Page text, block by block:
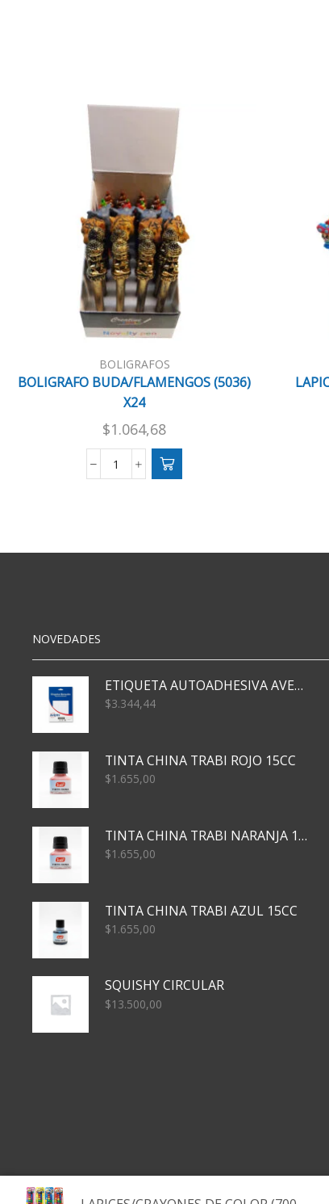
BOLIGRAFOS
BOLIGRAFO BUDA/FLAMENGOS (5036)
X24
$1.064,68
BOLIGRAFO
NOVEDADES
ETIQUETA AUTOADHESIVA AVERY 3026 30H 20 X 70
$3.344,44
TINTA CHINA TRABI ROJO 15CC
$1.655,00
TINTA CHINA TRABI NARANJA 15CC
$1.655,00
TINTA CHINA TRABI AZUL 15CC
$1.655,00
SQUISHY CIRCULAR
$13.500,00